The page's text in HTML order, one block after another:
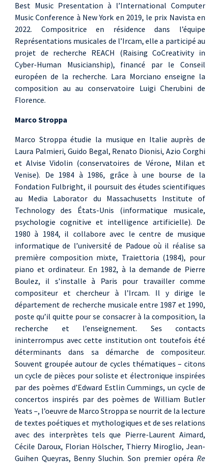
Best Music Presentation à l’International Computer
Music Conference à New York en 2019, le prix Navista en
2022. Compositrice en résidence dans l’équipe
Représentations musicales de l’Ircam, elle a participé au
projet de recherche REACH (Raising CoCreativity in
Cyber-Human Musicianship), financé par le Conseil
européen de la recherche. Lara Morciano enseigne la
composition au au conservatoire Luigi Cherubini de
Florence.
Marco Stroppa
Marco Stroppa étudie la musique en Italie auprès de
Laura Palmieri, Guido Begal, Renato Dionisi, Azio Corghi
et Alvise Vidolin (conservatoires de Vérone, Milan et
Venise). De 1984 à 1986, grâce à une bourse de la
Fondation Fulbright, il poursuit des études scientifiques
au Media Laborator du Massachusetts Institute of
Technology des États-Unis (informatique musicale,
psychologie cognitive et intelligence artificielle). De
1980 à 1984, il collabore avec le centre de musique
informatique de l’université de Padoue où il réalise sa
première composition mixte, Traiettoria (1984), pour
piano et ordinateur. En 1982, à la demande de Pierre
Boulez, il s’installe à Paris pour travailler comme
compositeur et chercheur à l’Ircam. Il y dirige le
département de recherche musicale entre 1987 et 1990,
poste qu’il quitte pour se consacrer à la composition, la
recherche et l’enseignement. Ses contacts
ininterrompus avec cette institution ont toutefois été
déterminants dans sa démarche de compositeur.
Souvent groupée autour de cycles thématiques – citons
un cycle de pièces pour soliste et électronique inspirées
par des poèmes d’Edward Estlin Cummings, un cycle de
concertos inspirés par des poèmes de William Butler
Yeats –, l’oeuvre de Marco Stroppa se nourrit de la lecture
de textes poétiques et mythologiques et de ses relations
avec des interprètes tels que Pierre-Laurent Aimard,
Cécile Daroux, Florian Hölscher, Thierry Miroglio, Jean-
Guihen Queyras, Benny Sluchin. Son premier opéra Re